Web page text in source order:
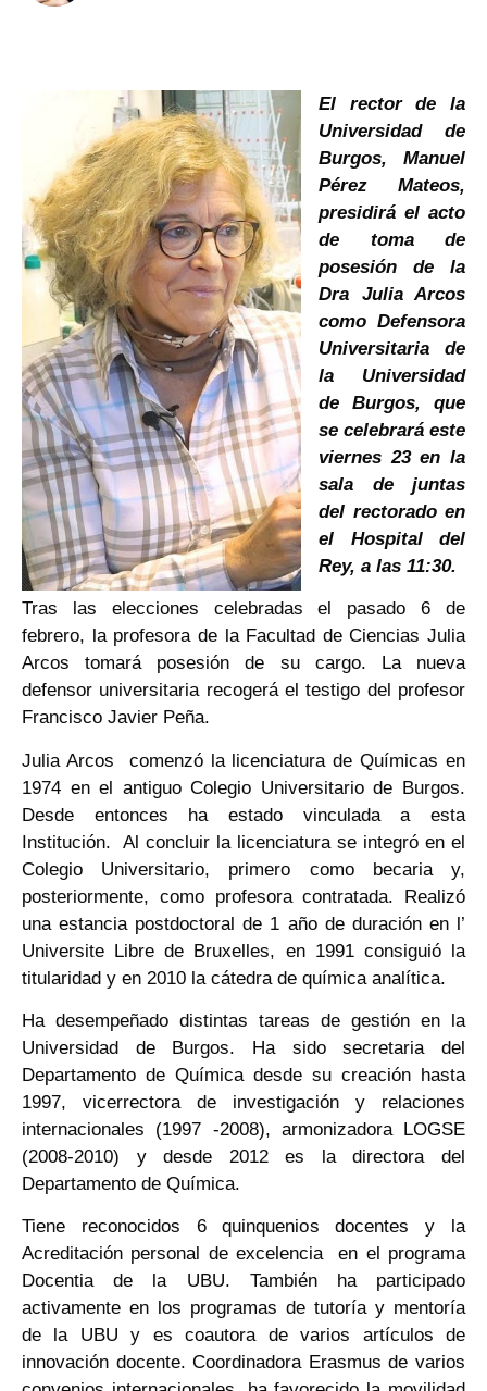
El rector de la
Universidad de
Burgos, Manuel
Pérez Mateos,
presidirá el acto
de toma de
posesión de la
Dra Julia Arcos
como Defensora
Universitaria de
la Universidad
de Burgos, que
se celebrará este
viernes 23 en la
sala de juntas
del rectorado en
el Hospital del
Rey, a las 11:30.
Tras las elecciones celebradas el pasado 6 de
febrero, la profesora de la Facultad de Ciencias Julia
Arcos tomará posesión de su cargo. La nueva
defensor universitaria recogerá el testigo del profesor
Francisco Javier Peña.
Julia Arcos comenzó la licenciatura de Químicas en
1974 en el antiguo Colegio Universitario de Burgos.
Desde entonces ha estado vinculada a esta
Institución. Al concluir la licenciatura se integró en el
Colegio Universitario, primero como becaria y,
posteriormente, como profesora contratada. Realizó
una estancia postdoctoral de 1 año de duración en l’
Universite Libre de Bruxelles, en 1991 consiguió la
titularidad y en 2010 la cátedra de química analítica.
Ha desempeñado distintas tareas de gestión en la
Universidad de Burgos. Ha sido secretaria del
Departamento de Química desde su creación hasta
1997, vicerrectora de investigación y relaciones
internacionales (1997 -2008), armonizadora LOGSE
(2008-2010) y desde 2012 es la directora del
Departamento de Química.
Tiene reconocidos 6 quinquenios docentes y la
Acreditación personal de excelencia en el programa
Docentia de la UBU. También ha participado
activamente en los programas de tutoría y mentoría
de la UBU y es coautora de varios artículos de
innovación docente. Coordinadora Erasmus de varios